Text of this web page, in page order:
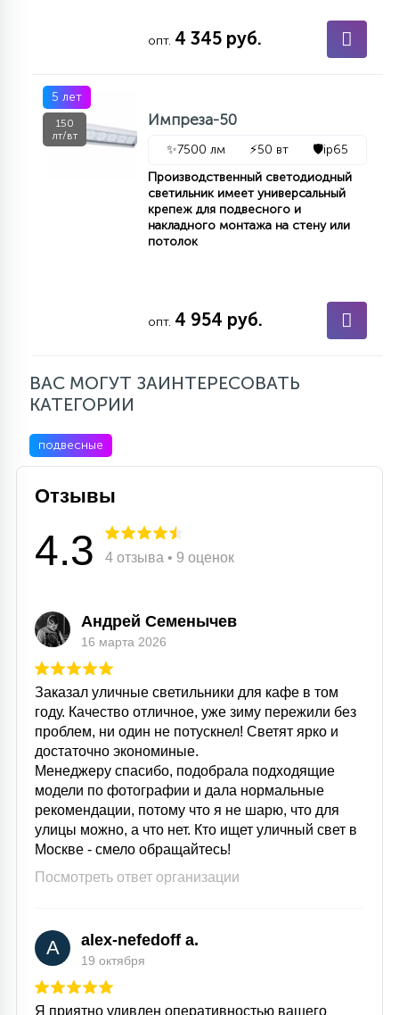
опт. 4 345 руб.
5 лет
150
лт/вт
Импреза-50
✨7500 лм ⚡50 вт 🛡️ip65
Производственный светодиодный
светильник имеет универсальный
крепеж для подвесного и
накладного монтажа на стену или
потолок
опт. 4 954 руб.
ВАС МОГУТ ЗАИНТЕРЕСОВАТЬ
КАТЕГОРИИ
подвесные
Отзывы
4.3 4 отзыва • 9 оценок
Андрей Семенычев
16 марта 2026
Заказал уличные светильники для кафе в том
году. Качество отличное, уже зиму пережили без
проблем, ни один не потускнел! Светят ярко и
достаточно экономиные.
Менеджеру спасибо, подобрала подходящие
модели по фотографии и дала нормальные
рекомендации, потому что я не шарю, что для
улицы можно, а что нет. Кто ищет уличный свет в
Москве - смело обращайтесь!
Посмотреть ответ организации
A alex-nefedoff a.
19 октября
Я приятно удивлен оперативностью вашего